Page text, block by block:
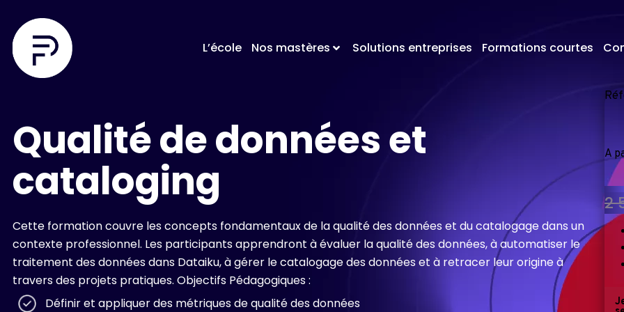
L’école Nos mastères Solutions entreprises Formations courtes
A
1
2
Qualité de données et
cataloging
Cette formation couvre les concepts fondamentaux de la qualité des données et du catalogage dans un
contexte professionnel. Les participants apprendront à évaluer la qualité des données, à automatiser le
traitement des données dans Dataiku, à gérer le catalogage des données et à retracer leur origine à
travers des projets pratiques. Objectifs Pédagogiques :
Définir et appliquer des métriques de qualité des données